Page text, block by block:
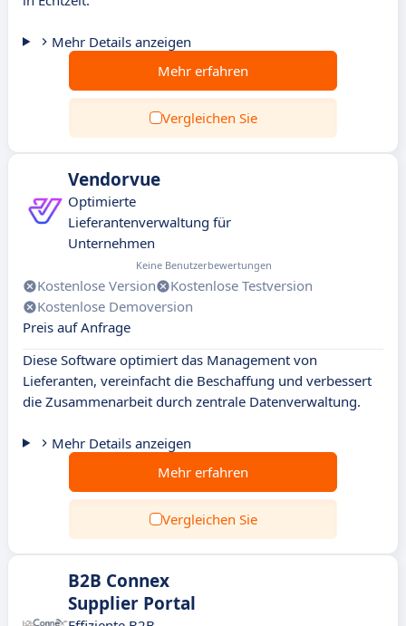
Mehr Details anzeigen
Mehr erfahren
Vergleichen Sie
Vendorvue
Optimierte
Lieferantenverwaltung für
Unternehmen
Keine Benutzerbewertungen
Kostenlose Version
Kostenlose Testversion
Kostenlose Demoversion
Preis auf Anfrage
Diese Software optimiert das Management von
Lieferanten, vereinfacht die Beschaffung und verbessert
die Zusammenarbeit durch zentrale Datenverwaltung.
Mehr Details anzeigen
Mehr erfahren
Vergleichen Sie
B2B Connex
Supplier Portal